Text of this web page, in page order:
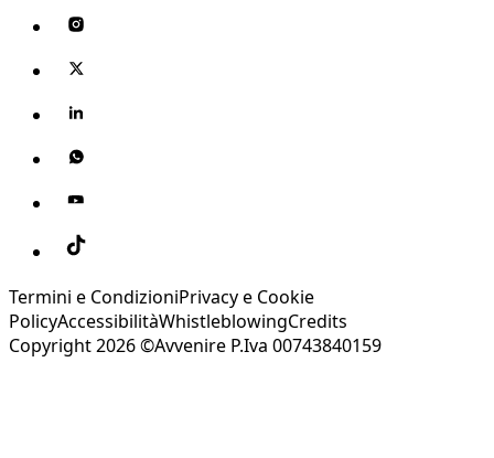
Termini e CondizioniPrivacy e Cookie
PolicyAccessibilitàWhistleblowingCredits
Copyright 2026 ©Avvenire P.Iva 00743840159